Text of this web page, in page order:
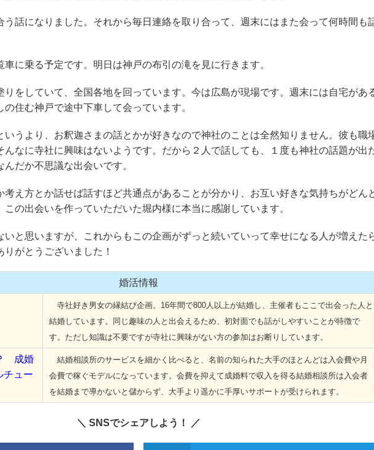
話になりました。それから毎日連絡を取り合って、週末にはまた会って何時間も
に乗る予定です。明日は神戸の布引の滝を見に行きます。
をしていて、全国各地を回っています。今は広島が現場です。週末には自宅があ
住む神戸で途中下車して会っています。
うより、お釈迦さまの話とかが好きなので神社のことは全然知りません。彼も職
んなに寺社に興味はないようです。だから２人で話しても、１度も神社の話題が出
だか不思議な出会いです。
え方とか話せば話すほど共通点があることが分かり、お互い好きな気持ちがどん
この出会いを作っていただいた堀内様に本当に感謝しています。
と思いますが、これからもこの企画がずっと続いていって幸せになる人が増えた
がとうございました！
婚活情報
寺社好き男女の縁結び企画。16年間で800人以上が結婚し、主催者もここで出会った人と
結婚しています。同じ趣味の人と出会えるため、初対面でも話がしやすいことが特徴で
す。ただし知識は不要ですが寺社に興味がない方の参加はお断りしています。
成婚
チュー
結婚相談所のサービスを細かく比べると、名前の知られた大手のほとんどは入会費や月
会費で稼ぐモデルになっています。会費を抑えて成婚料で収入を得る結婚相談所は入会者
を結婚まで導かないと儲からず、大手より遥かに手厚いサポートが受けられます。
＼ SNSでシェアしよう！ ／